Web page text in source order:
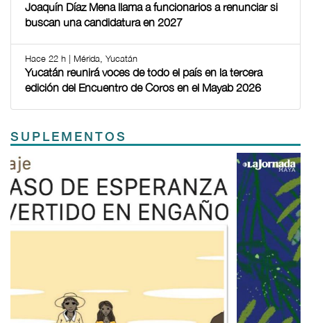
Joaquín Díaz Mena llama a funcionarios a renunciar si
buscan una candidatura en 2027
Hace 22 h | Mérida, Yucatán
Yucatán reunirá voces de todo el país en la tercera
edición del Encuentro de Coros en el Mayab 2026
SUPLEMENTOS